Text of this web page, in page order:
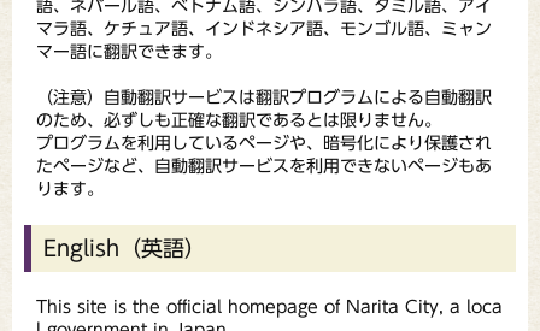
語、ネパール語、ベトナム語、シンハラ語、タミル語、アイ
マラ語、ケチュア語、インドネシア語、モンゴル語、ミャン
マー語に翻訳できます。
（注意）自動翻訳サービスは翻訳プログラムによる自動翻訳
のため、必ずしも正確な翻訳であるとは限りません。
プログラムを利用しているページや、暗号化により保護され
たページなど、自動翻訳サービスを利用できないページもあ
ります。
English（英語）
This site is the official homepage of Narita City, a loca